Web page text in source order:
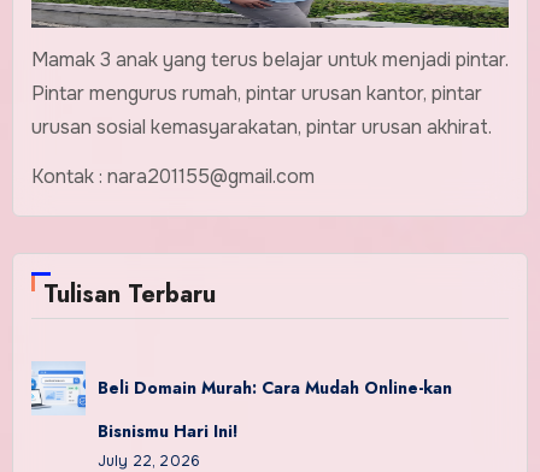
Mamak 3 anak yang terus belajar untuk menjadi pintar.
Pintar mengurus rumah, pintar urusan kantor, pintar
urusan sosial kemasyarakatan, pintar urusan akhirat.
Kontak : nara201155@gmail.com
Tulisan Terbaru
Beli Domain Murah: Cara Mudah Online-kan
Bisnismu Hari Ini!
July 22, 2026